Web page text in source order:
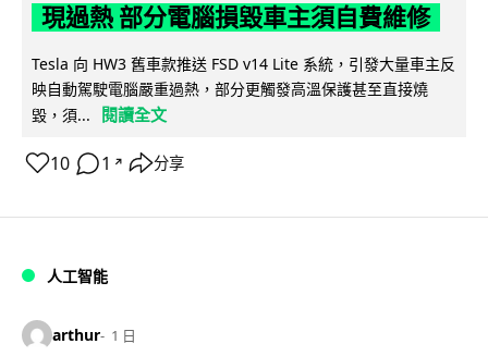
現過熱 部分電腦損毀車主須自費維修
Tesla 向 HW3 舊車款推送 FSD v14 Lite 系統，引發大量車主反
映自動駕駛電腦嚴重過熱，部分更觸發高溫保護甚至直接燒
毀，須...
閱讀全文
10 1 ↗ 分享
人工智能
arthur 1 日